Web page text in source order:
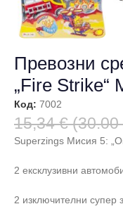
Превозни
„Fire Strike“
Код: 7002
15,34 € (30.00
Superzings Мисия 5:
2 ексклузивни
2 изключителни супер